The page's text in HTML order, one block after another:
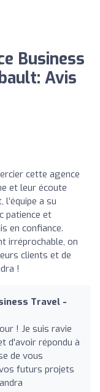
Business
Avis
cette agence
et leur écoute
a su
patience et
en confiance.
irréprochable, on
clients et de
!
Travel -
! Je suis ravie
d'avoir répondu à
de vous
futurs projets